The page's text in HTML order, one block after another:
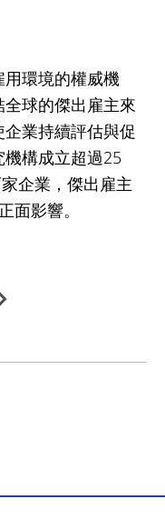
環境的權威機
球的傑出雇主來
業持續評估與促
構成立超過25
企業，傑出雇主
面影響。